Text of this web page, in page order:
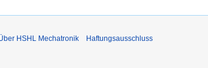
HSHL Mechatronik Haftungsausschluss